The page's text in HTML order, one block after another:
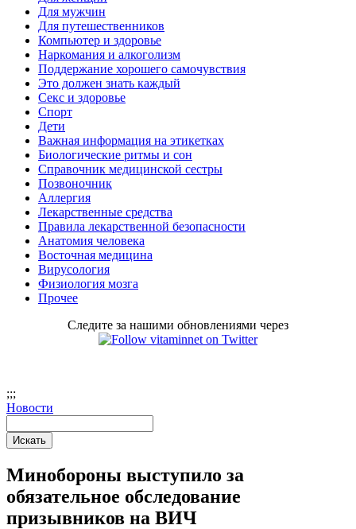
Для мужчин
Для путешественников
Компьютер и здоровье
Наркомания и алкоголизм
Поддержание хорошего самочувствия
Это должен знать каждый
Секс и здоровье
Спорт
Дети
Важная информация на этикетках
Биологические ритмы и сон
Справочник медицинской сестры
Позвоночник
Аллергия
Лекарственные средства
Правила лекарственной безопасности
Aнатомия человека
Восточная медицина
Вирусология
Физиология мозга
Прочее
Следите за нашими обновлениями через
;;;
Новости
Минобороны выступило за
обязательное обследование
призывников на ВИЧ